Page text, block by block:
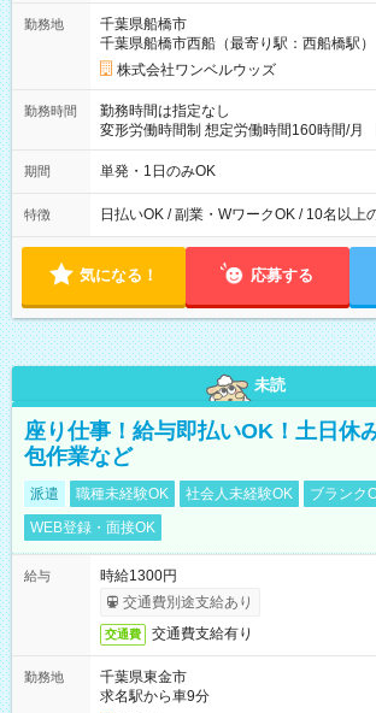
なし
勤務地
千葉県船橋市
千葉県船橋市西船（最寄り駅：西船橋駅）
株式会社ワンベルウッズ
勤務時間
勤務時間は指定なし
変形労働時間制 想定労働時間160時間/月 【シフト例】 12：00
～22：00
期間 単発・1日のみOK
特徴 日払いOK / 副業・WワークOK / 10名以上
気になる！ 応募する
未読
座り仕事！給与即払いOK！土日休
包作業など
派遣 職種未経験OK 社会人未経験OK
ブランク
WEB登録・面接OK
給与
時給1300円
交通費別途支給あり
交通費 交通費支給有り
勤務地
千葉県東金市
求名駅から車9分